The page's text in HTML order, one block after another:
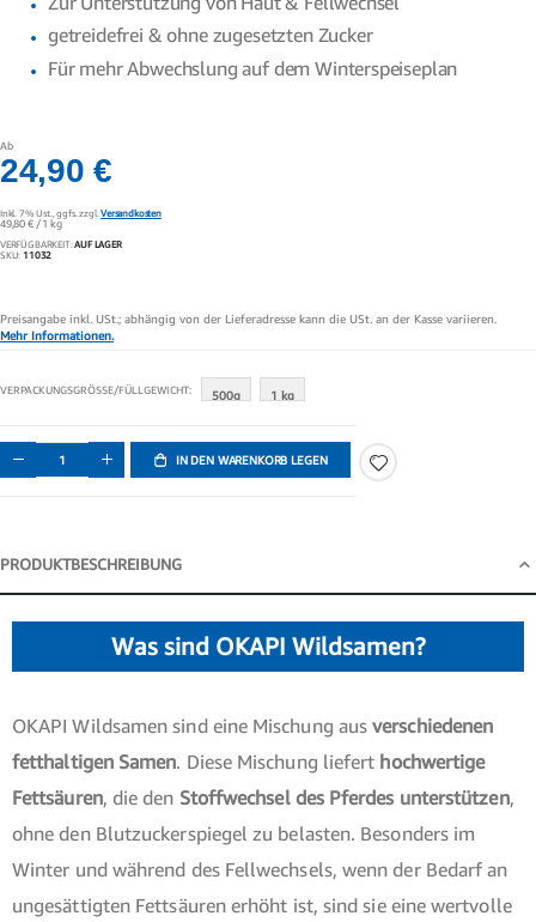
getreidefrei & ohne zugesetzten Zucker
Für mehr Abwechslung auf dem Winterspeiseplan
Ab
24,90 €
Inkl. 7% Ust.,ggfs. zzgl.Versandkosten
49,80 €/ 1 kg
VERFÜGBARKEIT:AUF LAGER
SKU 11032
Preisangabe inkl. USt.; abhängig von der Lieferadresse kann die USt. an der Kasse variieren.
Mehr Informationen.
VERPACKUNGSGRÖSSE/FÜLLGEWICHT 500g 1 kg
IN DEN WARENKORB LEGEN
PRODUKTBESCHREIBUNG
Produktbeschreibung
Was sind OKAPI Wildsamen?
OKAPI Wildsamen sind eine Mischung ausverschiedenen
fetthaltigen Samen. Diese Mischung liefert hochwertige
Fettsäuren, die den Stoffwechsel des Pferdes unterstützen,
ohne den Blutzuckerspiegel zu belasten. Besonders im
Winter und während des Fellwechsels, wenn der Bedarf an
ungesättigten Fettsäuren erhöht ist, sind sie eine wertvolle